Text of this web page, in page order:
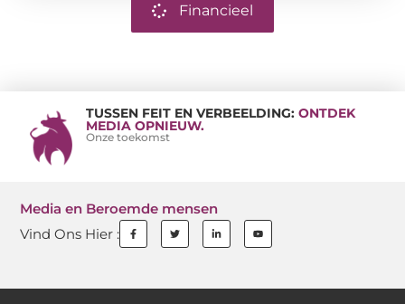
Financieel
TUSSEN FEIT EN VERBEELDING: ONTDEK
MEDIA OPNIEUW.
Onze toekomst
Media en Beroemde mensen
Vind Ons Hier :